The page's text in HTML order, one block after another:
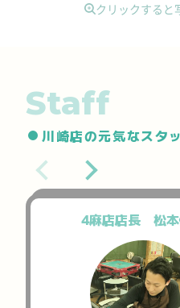
クリックすると
Staff
川崎店の元気なスタ
4麻店店長 松